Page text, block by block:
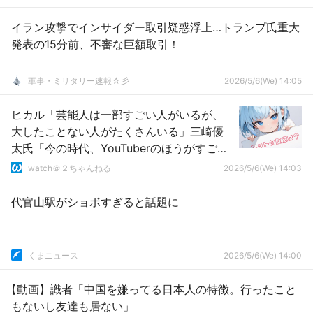
イラン攻撃でインサイダー取引疑惑浮上…トランプ氏重大
発表の15分前、不審な巨額取引！
軍事・ミリタリー速報☆彡 2026/5/6(We) 14:05
ヒカル「芸能人は一部すごい人がいるが、
大したことない人がたくさんいる」三崎優
太氏「今の時代、YouTuberのほうがすごく
ない？」
watch＠２ちゃんねる 2026/5/6(We) 14:03
代官山駅がショボすぎると話題に
くまニュース 2026/5/6(We) 14:00
【動画】識者「中国を嫌ってる日本人の特徴。行ったこと
もないし友達も居ない」